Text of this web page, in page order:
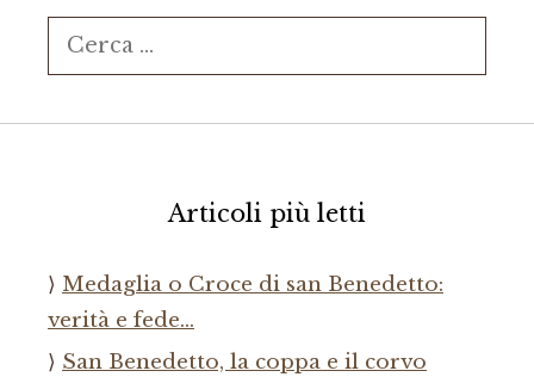
Ricerca
per:
Articoli più letti
Medaglia o Croce di san Benedetto:
verità e fede…
San Benedetto, la coppa e il corvo